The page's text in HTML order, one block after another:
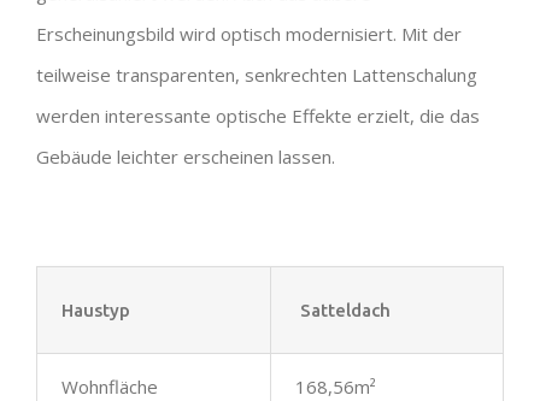
Erscheinungsbild wird optisch modernisiert. Mit der
teilweise transparenten, senkrechten Lattenschalung
werden interessante optische Effekte erzielt, die das
Gebäude leichter erscheinen lassen.
Haustyp Satteldach
Wohnfläche 168,56m²